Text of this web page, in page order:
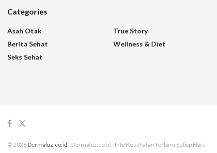
Categories
Asah Otak
Berita Sehat
Seks Sehat
True Story
Wellness & Diet
© 2026 Dermaluz.co.id - Dermaluz.co.id - Info Kesehatan Terbaru Setiap Hari.